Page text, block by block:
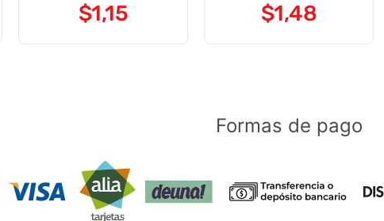
$1,15 $1,48
Formas de pago